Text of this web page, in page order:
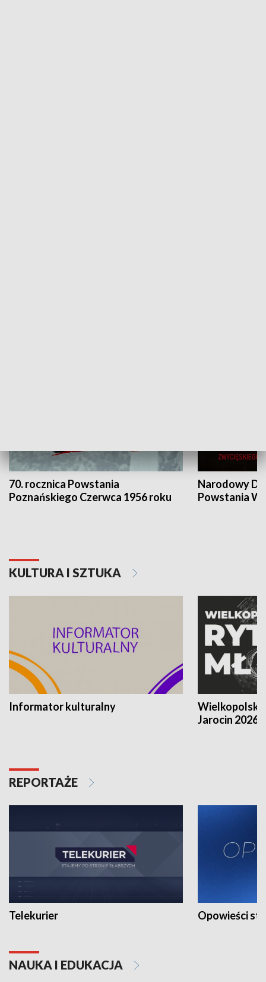
70. rocznica Powstania
Poznańskiego Czerwca 1956 roku
Narodowy
Powstania
KULTURA I SZTUKA
Informator kulturalny
Jarocin 2026
REPORTAŻE
Telekurier Opowieści
NAUKA I EDUKACJA